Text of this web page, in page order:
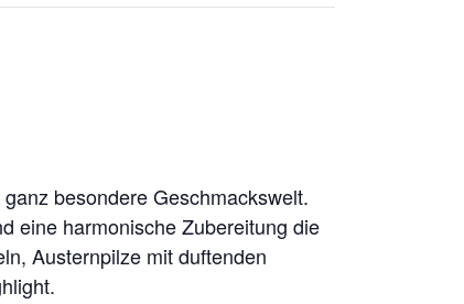
besondere Geschmackswelt.
eine harmonische Zubereitung die
Austernpilze mit duftenden